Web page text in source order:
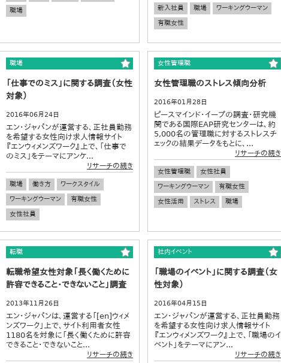
職場
新入社員 職場
ワーキングウーマン
有職女性
職場
「仕事でのミス」に関する調査（女性
対象）
2016年06月24日
エン・ジャパンが運営する、正社員勤務
を希望する女性向け求人情報サイト
『エンウィメンズワーク』上で、「仕事で
のミス」をテーマにアンケ...
リサーチの続き
職場 働き方
ワークスタイル
ワーキングウーマン
有職女性
女性社員
女性管理職
女性管理職のストレス傾向分析
2016年01月28日
ピースマインド・イープの調査・研究機
関である国際EAP研究センターは、約
5,000名の管理職に対するストレスチ
ェックの結果データをもとに、...
リサーチの続き
女性管理職
女性社員
ワーキングウーマン
有職女性
女性活用
ストレス 職場
転職
転職希望女性対象「長く働くために
許容できること・できないこと」調査
2013年11月26日
エン・ジャパンは、運営する「[en]ウィメ
ンズワーク」上で、サイト利用者女性
1180名を対象に「長く働くために許容
できること・できないこと...
リサーチの続き
社内イベント
「職場のイベント」に関する調査（女
性対象）
2016年04月15日
エン・ジャパンが運営する、正社員勤務
を希望する女性向け求人情報サイト
『エンウィメンズワーク』上で、「職場のイ
ベント」をテーマにアン...
リサーチの続き